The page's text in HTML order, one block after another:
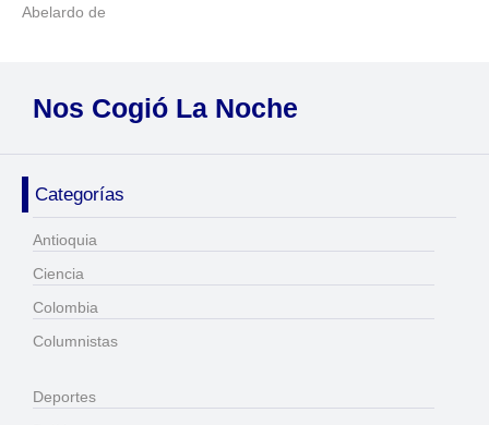
Abelardo de
Nos Cogió La Noche
Categorías
Antioquia
Ciencia
Colombia
Columnistas
Deportes